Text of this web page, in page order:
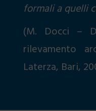
formali a quelli
(M. Docci –
rilevamento
Laterza, Bari,